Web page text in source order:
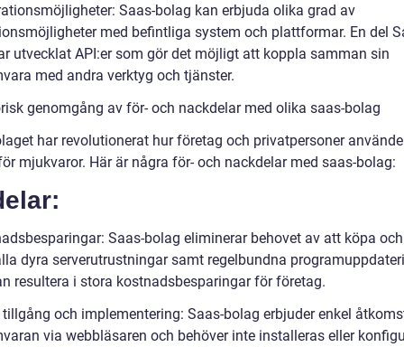
Saas-bolag kan erbjuda olika grad av
med befintliga system och plattformar. En del
utvecklat API:er som gör det möjligt att koppla samman sin
med andra verktyg och tjänster.
genomgång av för- och nackdelar med olika saas-bolag
har revolutionerat hur företag och privatpersoner
mjukvaror. Här är några för- och nackdelar med saas-bolag:
Saas-bolag eliminerar behovet av att köpa och
dyra serverutrustningar samt regelbundna
resultera i stora kostnadsbesparingar för företag.
tillgång och implementering: Saas-bolag erbjuder enkel
via webbläsaren och behöver inte installeras eller